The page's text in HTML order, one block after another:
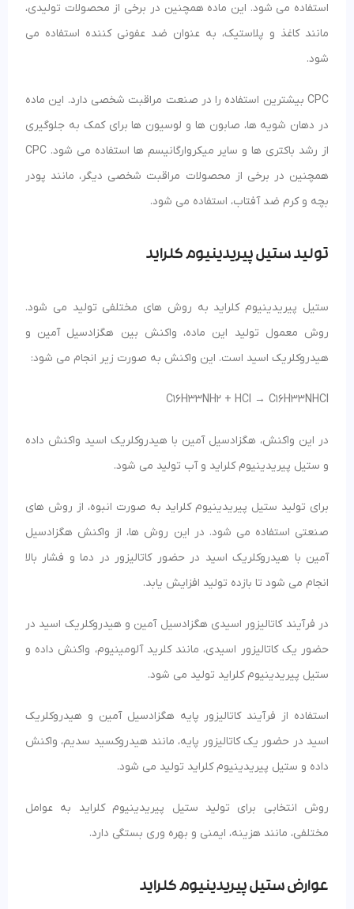
استفاده می شود. این ماده همچنین در برخی از محصولات تولیدی،
مانند کاغذ و پلاستیک، به عنوان ضد عفونی کننده استفاده می
شود.
CPC بیشترین استفاده را در صنعت مراقبت شخصی دارد. این ماده
در دهان شویه ها، صابون ها و لوسیون ها برای کمک به جلوگیری
از رشد باکتری ها و سایر میکروارگانیسم ها استفاده می شود. CPC
همچنین در برخی از محصولات مراقبت شخصی دیگر، مانند پودر
بچه و کرم ضد آفتاب، استفاده می شود.
تولید ستیل پیریدینیوم کلراید
ستیل پیریدینیوم کلراید به روش های مختلفی تولید می شود.
روش معمول تولید این ماده، واکنش بین هگزادسیل آمین و
هیدروکلریک اسید است. این واکنش به صورت زیر انجام می شود:
C16H33NH2 + HCl → C16H33NHCl
در این واکنش، هگزادسیل آمین با هیدروکلریک اسید واکنش داده
و ستیل پیریدینیوم کلراید و آب تولید می شود.
برای تولید ستیل پیریدینیوم کلراید به صورت انبوه، از روش های
صنعتی استفاده می شود. در این روش ها، از واکنش هگزادسیل
آمین با هیدروکلریک اسید در حضور کاتالیزور در دما و فشار بالا
انجام می شود تا بازده تولید افزایش یابد.
در فرآیند کاتالیزور اسیدی هگزادسیل آمین و هیدروکلریک اسید در
حضور یک کاتالیزور اسیدی، مانند کلرید آلومینیوم، واکنش داده و
ستیل پیریدینیوم کلراید تولید می شود.
استفاده از فرآیند کاتالیزور پایه هگزادسیل آمین و هیدروکلریک
اسید در حضور یک کاتالیزور پایه، مانند هیدروکسید سدیم، واکنش
داده و ستیل پیریدینیوم کلراید تولید می شود.
روش انتخابی برای تولید ستیل پیریدینیوم کلراید به عوامل
مختلفی، مانند هزینه، ایمنی و بهره وری بستگی دارد.
عوارض ستیل پیریدینیوم کلراید